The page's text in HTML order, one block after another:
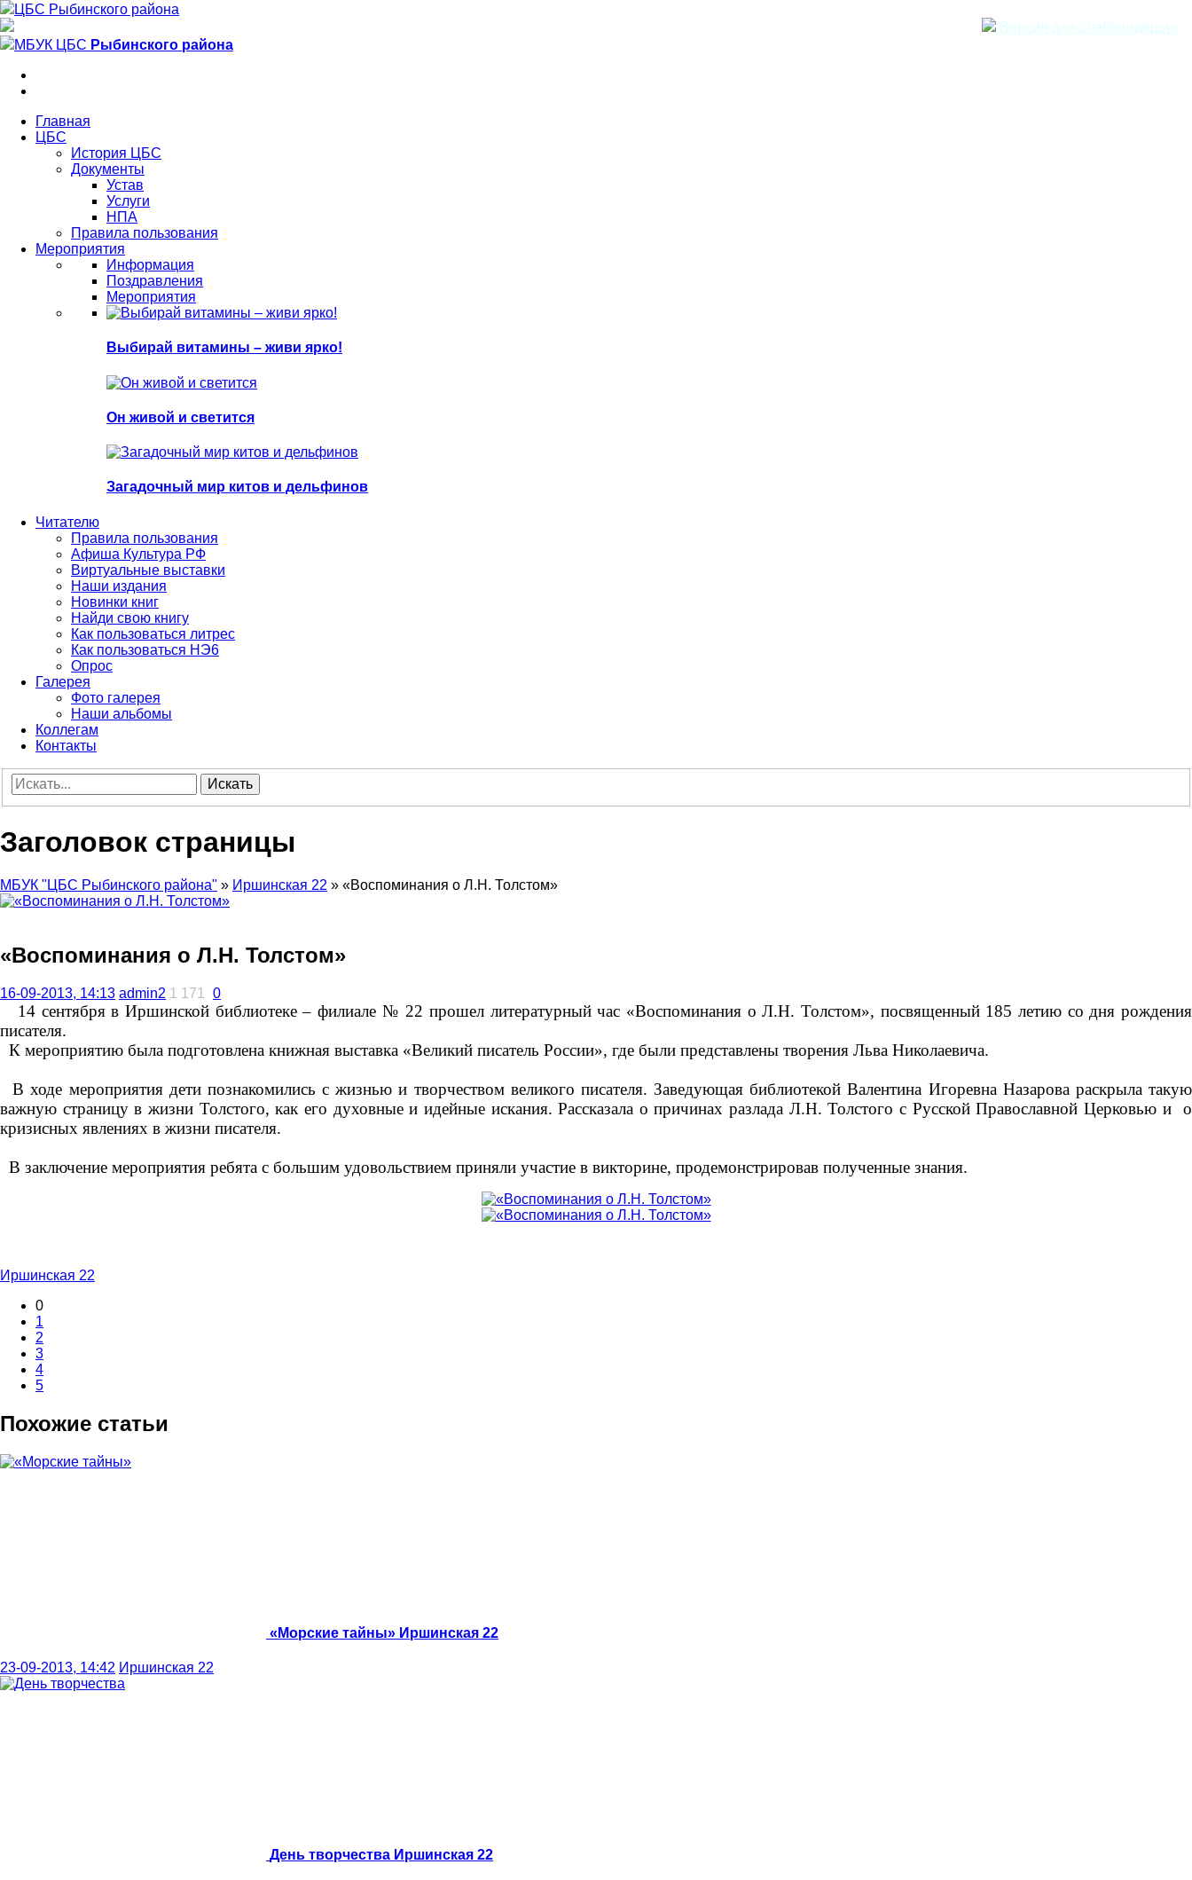
ЦБС Рыбинского района
Версия для слабовидящих
МБУК ЦБС Рыбинского района
Главная
ЦБС
История ЦБС
Документы
Устав
Услуги
НПА
Правила пользования
Мероприятия
Информация
Поздравления
Мероприятия
Выбирай витамины – живи ярко!
Он живой и светится
Загадочный мир китов и дельфинов
Читателю
Правила пользования
Афиша Культура РФ
Виртуальные выставки
Наши издания
Новинки книг
Найди свою книгу
Как пользоваться литрес
Как пользоваться НЭ6
Опрос
Галерея
Фото галерея
Наши альбомы
Коллегам
Контакты
Искать
Заголовок страницы
МБУК "ЦБС Рыбинского района" » Иршинская 22 » «Воспоминания о Л.Н. Толстом»
«Воспоминания о Л.Н. Толстом»
16-09-2013, 14:13 admin2 1 171 0
14 сентября в Иршинской библиотеке – филиале № 22 прошел литературный час «Воспоминания о Л.Н. Толстом», посвященный 185 летию со дня рождения
писателя.
К мероприятию была подготовлена книжная выставка «Великий писатель России», где были представлены творения Льва Николаевича.
В ходе мероприятия дети познакомились с жизнью и творчеством великого писателя. Заведующая библиотекой Валентина Игоревна Назарова раскрыла такую
важную страницу в жизни Толстого, как его духовные и идейные искания. Рассказала о причинах разлада Л.Н. Толстого с Русской Православной Церковью и о
кризисных явлениях в жизни писателя.
В заключение мероприятия ребята с большим удовольствием приняли участие в викторине, продемонстрировав полученные знания.
Иршинская 22
0
1
2
3
4
5
Похожие статьи
«Морские тайны» Иршинская 22
23-09-2013, 14:42 Иршинская 22
День творчества Иршинская 22